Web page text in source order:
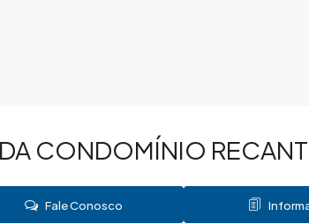
CONDOMÍNIO
Fale Conosco